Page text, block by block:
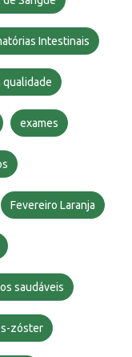
Intestinais
qualidade
exames
Fevereiro Laranja
saudáveis
zóster